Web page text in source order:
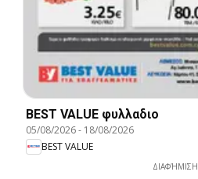
BEST VALUE φυλλαδιο
05/08/2026- 18/08/2026
BEST VALUE
ΔΙΑΦΉΜΙΣΗ